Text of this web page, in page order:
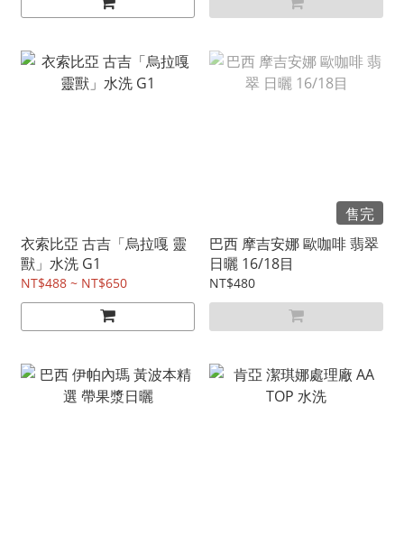
衣索比亞 古吉「烏拉嘎 靈
獸」水洗 G1
NT$488 ~ NT$650
售完
巴西 摩吉安娜 歐咖啡 翡翠
日曬 16/18目
NT$480